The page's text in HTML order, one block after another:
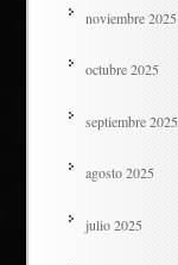
noviembre 2025
octubre 2025
septiembre 2025
agosto 2025
julio 2025